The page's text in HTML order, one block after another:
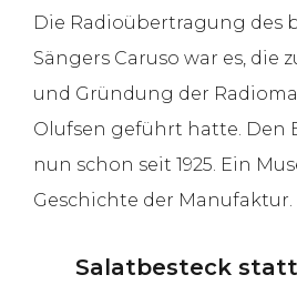
Die Radioübertragung des
Sängers Caruso war es, die
und Gründung der
Olufsen geführt hatte. Den
nun schon seit 1925. Ein
Geschichte der Manufaktur.
Salatbesteck